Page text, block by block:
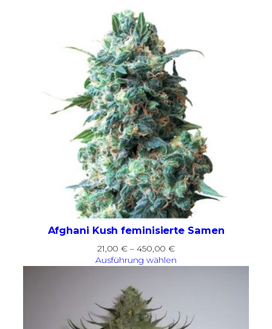
Afghani Kush feminisierte Samen
21,00€ – 450,00€Preisspanne:
21,00 €
Ausführung wählen